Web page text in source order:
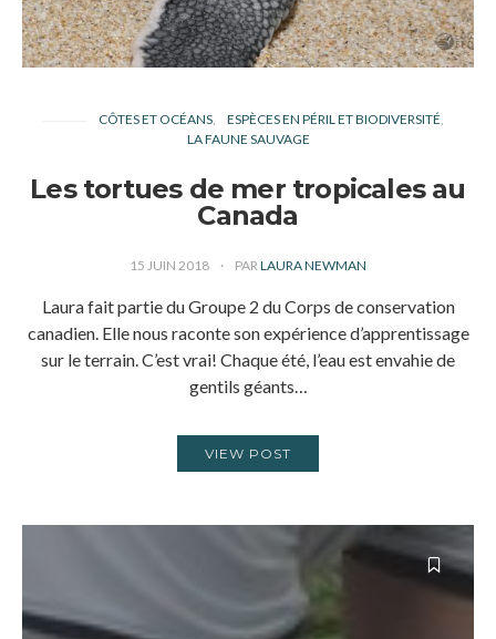
CÔTES ET OCÉANS
ESPÈCES EN PÉRIL ET BIODIVERSITÉ
LA FAUNE SAUVAGE
Les tortues de mer tropicales au
Canada
15 JUIN 2018 PARLAURA NEWMAN
Laura fait partie du Groupe 2 du Corps de conservation
canadien. Elle nous raconte son expérience d’apprentissage
sur le terrain. C’est vrai! Chaque été, l’eau est envahie de
gentils géants…
VIEW POST